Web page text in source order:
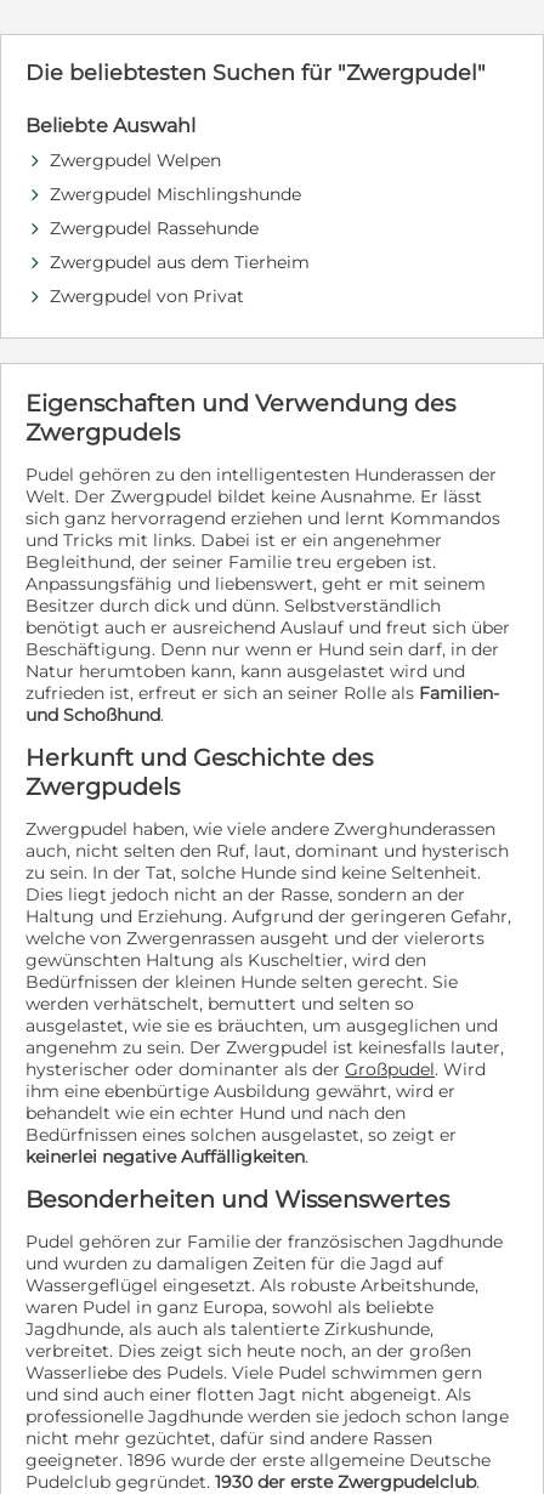
Schulbegleiter Besucher Hunde in vielen Hunde
Sportbereichen \"Tätig\" Natürlich sind unsere Babys bei
Abgabe geimpft ,gechipt und mehrfach entwurmt! Sie
erhalten eine Ahnentafel und ein Starterpaket mit
Futter und Bettchen sowie Halsband und Leine. Wir
geben unsere Schätze nur an seriöse liebevolle
bewerben sie sich für eines unserer Juwelchen .
Frühzeitiges Kennenlernen erwünscht. Keine
Reservierung ohne Anzahlung! Wir wohnen in
Mecklenburg Vorpommern bei Schwerin Dann bis Bald
ihr Chinchosa s Team
Die beliebtesten Suchen für "Zwergpudel"
Beliebte Auswahl
d Zwergpudel Welpen
d Zwergpudel Mischlingshunde
d Zwergpudel Rassehunde
d Zwergpudel aus dem Tierheim
d Zwergpudel von Privat
Eigenschaften und Verwendung des
Zwergpudels
Pudel gehören zu den intelligentesten Hunderassen der
Welt. Der Zwergpudel bildet keine Ausnahme. Er lässt
sich ganz hervorragend erziehen und lernt Kommandos
und Tricks mit links. Dabei ist er ein angenehmer
Begleithund, der seiner Familie treu ergeben ist.
Anpassungsfähig und liebenswert, geht er mit seinem
Besitzer durch dick und dünn. Selbstverständlich
benötigt auch er ausreichend Auslauf und freut sich über
Beschäftigung. Denn nur wenn er Hund sein darf, in der
Natur herumtoben kann, kann ausgelastet wird und
zufrieden ist, erfreut er sich an seiner Rolle als Familien-
und Schoßhund.
Herkunft und Geschichte des
Zwergpudels
Zwergpudel haben, wie viele andere Zwerghunderassen
auch, nicht selten den Ruf, laut, dominant und hysterisch
zu sein. In der Tat, solche Hunde sind keine Seltenheit.
Dies liegt jedoch nicht an der Rasse, sondern an der
Haltung und Erziehung. Aufgrund der geringeren Gefahr,
welche von Zwergenrassen ausgeht und der vielerorts
gewünschten Haltung als Kuscheltier, wird den
Bedürfnissen der kleinen Hunde selten gerecht. Sie
werden verhätschelt, bemuttert und selten so
ausgelastet, wie sie es bräuchten, um ausgeglichen und
angenehm zu sein. Der Zwergpudel ist keinesfalls lauter,
hysterischer oder dominanter als der Großpudel. Wird
ihm eine ebenbürtige Ausbildung gewährt, wird er
behandelt wie ein echter Hund und nach den
Bedürfnissen eines solchen ausgelastet, so zeigt er
keinerlei negative Auffälligkeiten.
Besonderheiten und Wissenswertes
Pudel gehören zur Familie der französischen Jagdhunde
und wurden zu damaligen Zeiten für die Jagd auf
Wassergeflügel eingesetzt. Als robuste Arbeitshunde,
waren Pudel in ganz Europa, sowohl als beliebte
Jagdhunde, als auch als talentierte Zirkushunde,
verbreitet. Dies zeigt sich heute noch, an der großen
Wasserliebe des Pudels. Viele Pudel schwimmen gern
und sind auch einer flotten Jagt nicht abgeneigt. Als
professionelle Jagdhunde werden sie jedoch schon lange
nicht mehr gezüchtet, dafür sind andere Rassen
geeigneter. 1896 wurde der erste allgemeine Deutsche
Pudelclub gegründet. 1930 der erste Zwergpudelclub.